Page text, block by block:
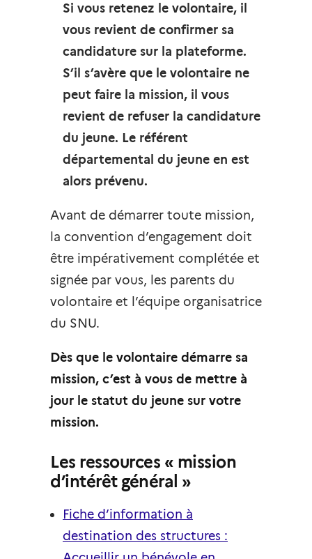
Si vous retenez le volontaire, il
vous revient de confirmer sa
candidature sur la plateforme.
S’il s’avère que le volontaire ne
peut faire la mission, il vous
revient de refuser la candidature
du jeune. Le référent
départemental du jeune en est
alors prévenu.
Avant de démarrer toute mission,
la convention d’engagement doit
être impérativement complétée et
signée par vous, les parents du
volontaire et l’équipe organisatrice
du SNU.
Dès que le volontaire démarre sa
mission, c’est à vous de mettre à
jour le statut du jeune sur votre
mission.
Les ressources « mission
d’intérêt général »
Fiche d’information à
destination des structures :